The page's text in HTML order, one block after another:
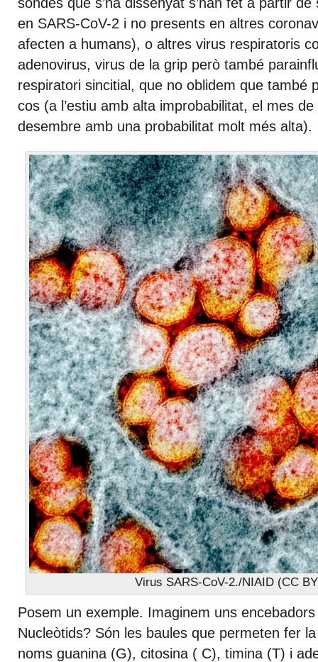
en SARS-CoV-2 i no presents en altres
afecten a humans), o altres virus respiratoris
adenovirus, virus de la grip però també
respiratori sincitial, que no oblidem que també
cos (a l’estiu amb alta improbabilitat, el mes
desembre amb una probabilitat molt més alta).
Virus SARS-CoV-2./NIAID (CC
Posem un exemple. Imaginem uns
Nucleòtids? Són les baules que permeten fer
noms guanina (G), citosina ( C), timina (T) i